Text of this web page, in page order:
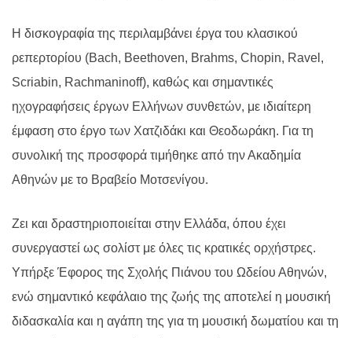
Η δισκογραφία της περιλαμβάνει έργα του κλασικού
ρεπερτορίου (Bach, Beethoven, Brahms, Chopin, Ravel ,
Scriabin, Rachmaninoff), καθώς και σημαντικές
ηχογραφήσεις έργων Ελλήνων συνθετών, με ιδιαίτερη
έμφαση στο έργο των Χατζιδάκι και Θεοδωράκη. Για τη
συνολική της προσφορά τιμήθηκε από την Ακαδημία
Αθηνών με το Βραβείο Μοτσενίγου.
Ζει και δραστηριοποιείται στην Ελλάδα, όπου έχει
συνεργαστεί ως σολίστ με όλες τις κρατικές ορχήστρες.
Υπήρξε Έφορος της Σχολής Πιάνου του Ωδείου Αθηνών,
ενώ σημαντικό κεφάλαιο της ζωής της αποτελεί η μουσική
διδασκαλία και η αγάπη της για τη μουσική δωματίου και τη